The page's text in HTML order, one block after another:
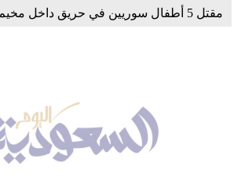
مقتل 5 أطفال سوريين في حريق داخل مخيم للاجئين في إدلب